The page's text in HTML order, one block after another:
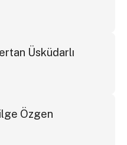
Üsküdarlı
Özgen